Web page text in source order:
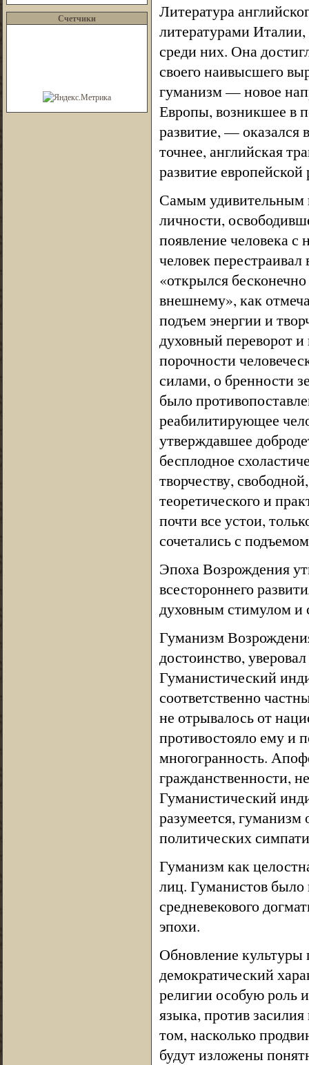
Счетчики
Литература
литературами
среди них. Она
своего наивысшего
гуманизм — новое
Европы, возникшее в
развитие, — оказался
точнее, английская
развитие
Самым удивительным
личности,
появление человека
человек
«открылся
внешнему», как
подъем энергии и
духовный переворот
порочности
силами, о бренности
было
реабилитирующее
утверждавшее
бесплодное
творчеству,
теоретического и
почти все устои,
сочетались с
Эпоха Возрождения
всестороннего
духовным стимулом и
Гуманизм
достоинство,
Гуманистический
соответственно
не отрывалось от
противостояло ему и
многогранность.
гражданственности,
Гуманистический
разумеется,
политических
Гуманизм как
лиц. Гуманистов было
средневекового
эпохи.
Обновление
демократический
религии особую роль
языка, против
том, насколько
будут изложены